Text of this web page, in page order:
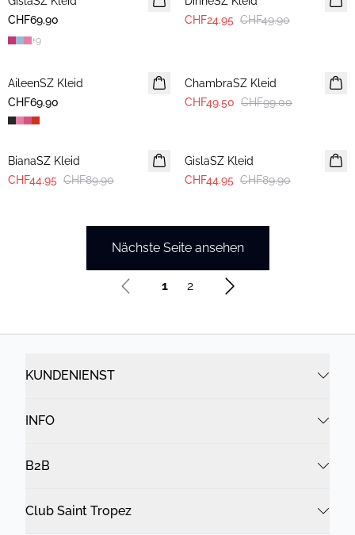
CHF69.90
+9
CHF24.95 CHF49.90
AileenSZ Kleid
CHF69.90
ChambraSZ Kleid
CHF49.50 CHF99.00
-50%
BianaSZ Kleid
CHF44.95 CHF89.90
GislaSZ Kleid
CHF44.95 CHF89.90
Nächste Seite ansehen
1 2
KUNDENIENST
INFO
B2B
Club Saint Tropez